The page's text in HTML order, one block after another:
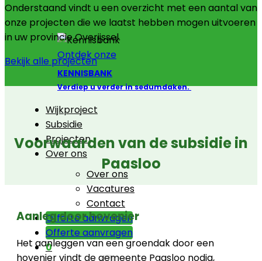
Ontdek onze
KENNISBANK
Verdiep u verder in sedumdaken.
Wijkproject
Subsidie
Projecten
Over ons
Over ons
Vacatures
Contact
Offerte aanvragen
Offerte aanvragen
0
Onderstaand vindt u een overzicht met een aantal van
onze projecten die we laatst hebben mogen uitvoeren
in uw provincie Overijssel.
Bekijk alle projecten
Voorwaarden van de subsidie in
Paasloo
Aanleg door hovenier
Het aanleggen van een groendak door een
hovenier vindt de gemeente Paasloo nodig,